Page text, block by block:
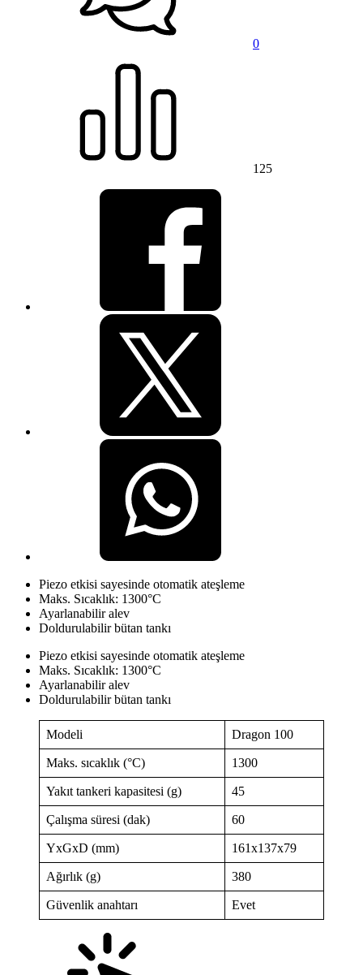
0
125
Piezo etkisi sayesinde otomatik ateşleme
Maks. Sıcaklık: 1300°C
Ayarlanabilir alev
Doldurulabilir bütan tankı
Piezo etkisi sayesinde otomatik ateşleme
Maks. Sıcaklık: 1300°C
Ayarlanabilir alev
Doldurulabilir bütan tankı
Modeli Dragon 100
Maks. sıcaklık (°C) 1300
Yakıt tankeri kapasitesi (g) 45
Çalışma süresi (dak) 60
YxGxD (mm) 161x137x79
Ağırlık (g) 380
Güvenlik anahtarı Evet